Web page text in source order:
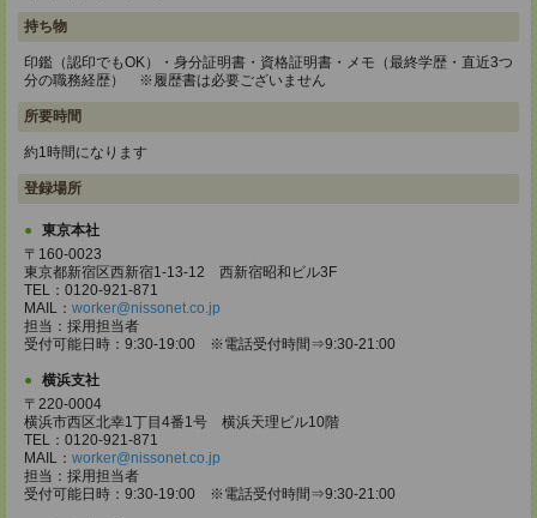
持ち物
印鑑（認印でもOK）・身分証明書・資格証明書・メモ（最終学歴・直近3つ
分の職務経歴） ※履歴書は必要ございません
所要時間
約1時間になります
登録場所
東京本社
〒160-0023
東京都新宿区西新宿1-13-12 西新宿昭和ビル3F
TEL：0120-921-871
MAIL： worker@nissonet.co.jp
担当：採用担当者
受付可能日時：9:30-19:00 ※電話受付時間⇒9:30-21:00
横浜支社
〒220-0004
横浜市西区北幸1丁目4番1号 横浜天理ビル10階
TEL：0120-921-871
MAIL： worker@nissonet.co.jp
担当：採用担当者
受付可能日時：9:30-19:00 ※電話受付時間⇒9:30-21:00